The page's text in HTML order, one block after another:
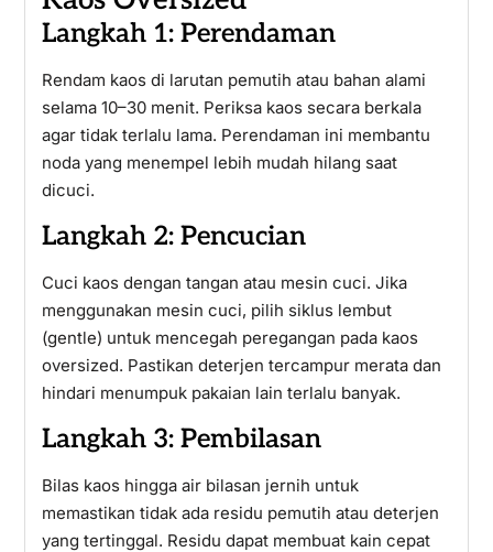
Langkah 1: Perendaman
Rendam kaos di larutan pemutih atau bahan alami
selama 10–30 menit. Periksa kaos secara berkala
agar tidak terlalu lama. Perendaman ini membantu
noda yang menempel lebih mudah hilang saat
dicuci.
Langkah 2: Pencucian
Cuci kaos dengan tangan atau mesin cuci. Jika
menggunakan mesin cuci, pilih siklus lembut
(gentle) untuk mencegah peregangan pada kaos
oversized. Pastikan deterjen tercampur merata dan
hindari menumpuk pakaian lain terlalu banyak.
Langkah 3: Pembilasan
Bilas kaos hingga air bilasan jernih untuk
memastikan tidak ada residu pemutih atau deterjen
yang tertinggal. Residu dapat membuat kain cepat